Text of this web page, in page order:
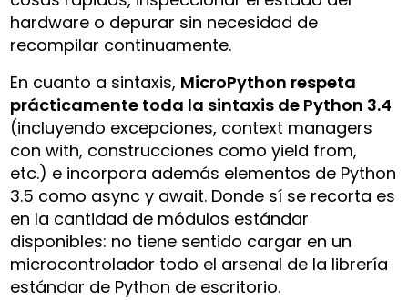
hardware o depurar sin necesidad de
recompilar continuamente.
En cuanto a sintaxis, MicroPython respeta
prácticamente toda la sintaxis de Python 3.4
(incluyendo excepciones, context managers
conwith, construcciones comoyield from,
etc.) e incorpora además elementos de Python
3.5 como async y await. Donde sí se recorta es
en la cantidad de módulos estándar
disponibles: no tiene sentido cargar en un
microcontrolador todo el arsenal de la librería
estándar de Python de escritorio.